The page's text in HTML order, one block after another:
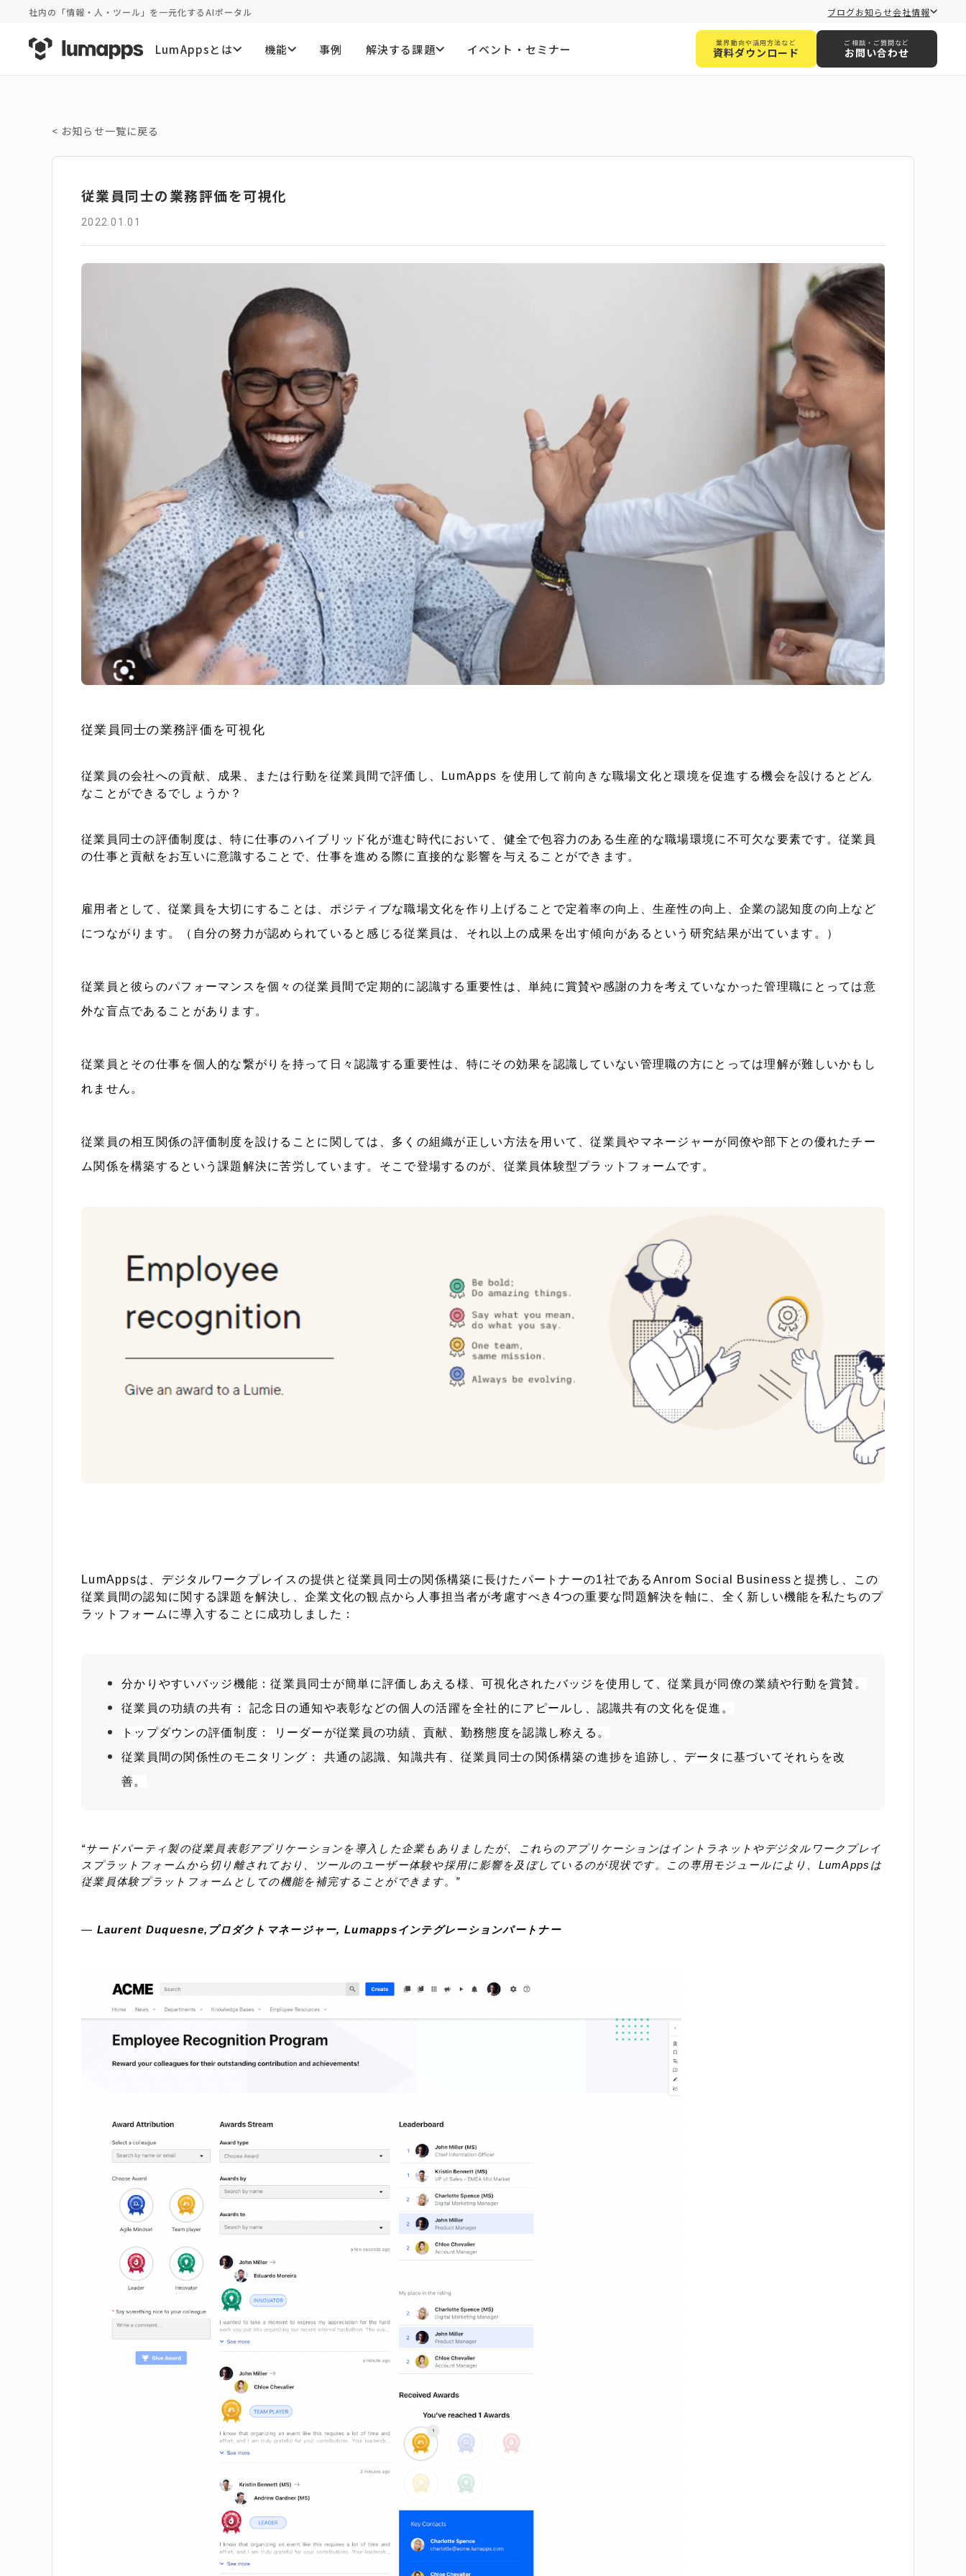
社内の「情報・人・ツール」を一元化するAIポータル ブログお知らせ会社情報
LumAppsとは 機能 事例 解決する課題 イベント・セミナー 業界動向や活用方法など
資料ダウンロード
ご相談・ご質問など
お問い合わせ
< お知らせ一覧に戻る
従業員同士の業務評価を可視化
2022.01.01
従業員同士の業務評価を可視化
従業員の会社への貢献、成果、または行動を従業員間で評価し、LumApps を使用して前向きな職場文化と環境を促進する機会を設けるとどん
なことができるでしょうか？
従業員同士の評価制度は、特に仕事のハイブリッド化が進む時代において、健全で包容力のある生産的な職場環境に不可欠な要素です。従業員
の仕事と貢献をお互いに意識することで、仕事を進める際に直接的な影響を与えることができます。
雇用者として、従業員を大切にすることは、ポジティブな職場文化を作り上げることで定着率の向上、生産性の向上、企業の認知度の向上など
につながります。（自分の努力が認められていると感じる従業員は、それ以上の成果を出す傾向があるという研究結果が出ています。）
従業員と彼らのパフォーマンスを個々の従業員間で定期的に認識する重要性は、単純に賞賛や感謝の力を考えていなかった管理職にとっては意
外な盲点であることがあります。
従業員とその仕事を個人的な繋がりを持って日々認識する重要性は、特にその効果を認識していない管理職の方にとっては理解が難しいかもし
れません。
従業員の相互関係の評価制度を設けることに関しては、多くの組織が正しい方法を用いて、従業員やマネージャーが同僚や部下との優れたチー
ム関係を構築するという課題解決に苦労しています。そこで登場するのが、従業員体験型プラットフォームです。
LumAppsは、デジタルワークプレイスの提供と従業員同士の関係構築に長けたパートナーの1社であるAnrom Social Businessと提携し、この
従業員間の認知に関する課題を解決し、企業文化の観点から人事担当者が考慮すべき4つの重要な問題解決を軸に、全く新しい機能を私たちのプ
ラットフォームに導入することに成功しました：
分かりやすいバッジ機能：従業員同士が簡単に評価しあえる様、可視化されたバッジを使用して、従業員が同僚の業績や行動を賞賛。
従業員の功績の共有： 記念日の通知や表彰などの個人の活躍を全社的にアピールし、認識共有の文化を促進。
トップダウンの評価制度： リーダーが従業員の功績、貢献、勤務態度を認識し称える。
従業員間の関係性のモニタリング： 共通の認識、知識共有、従業員同士の関係構築の進捗を追跡し、データに基づいてそれらを改
善。
“サードパーティ製の従業員表彰アプリケーションを導入した企業もありましたが、これらのアプリケーションはイントラネットやデジタルワークプレイ
スプラットフォームから切り離されており、ツールのユーザー体験や採用に影響を及ぼしているのが現状です。この専用モジュールにより、LumAppsは
従業員体験プラットフォームとしての機能を補完することができます。”
— Laurent Duquesne,プロダクトマネージャー, Lumappsインテグレーションパートナー